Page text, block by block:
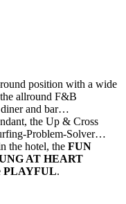
position with a wide
allround F&B
diner and bar…
the Up & Cross
Problem-Solver…
the hotel, the FUN
AT HEART
PLAYFUL.